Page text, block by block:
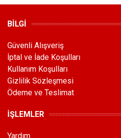
BİLGİ
Güvenli Alışveriş
İptal ve İade Koşulları
Kullanım Koşulları
Gizlilik Sözleşmesi
Ödeme ve Teslimat
İŞLEMLER
Yardım